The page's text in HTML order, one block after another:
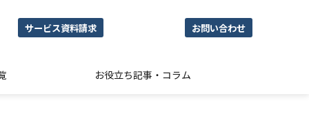
サービス資料請求 お問い合わせ
お役立ち記事・コラム